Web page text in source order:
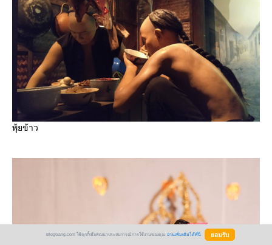
พุ้ยข้าว
BlogGang.com ใช้คุกกี้เพื่อพัฒนาประสบการณ์การใช้งานของคุณ อ่านเพิ่มเติมได้ที่นี่